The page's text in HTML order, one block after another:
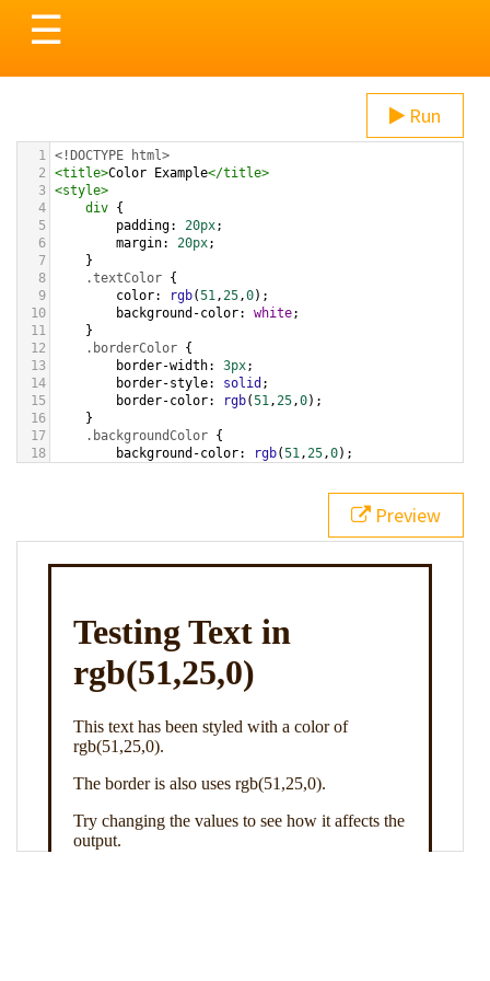
Toggle
navigation
☰
Run
1 <!DOCTYPE html>
2
<title>Color Example</title>
3 <style>
4
div {
5
padding: 20px;
6
margin: 20px;
7
}
8
.textColor {
9
color: rgb(51,25,0);
10
background-color: white;
11
}
12
.borderColor {
13
border-width: 3px;
14
border-style: solid ;
15
border-color: rgb(51,25,0);
16
}
17
.backgroundColor {
18
background-color: rgb(51,25,0);
bottom ,
white, rgb(51,25,0));
div class="textColor borderColor"
< h1>Testing Text in rgb(51,25,0)
Preview